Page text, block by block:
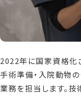
2022年に国家資格化
手術準備・入院動物
業務を担当します。